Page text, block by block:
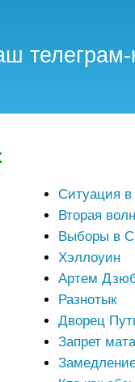
телеграм-
Ситуация в
Вторая
Выборы в
Хэллоуин
Артем
Разнотык
Дворец
Запрет мата